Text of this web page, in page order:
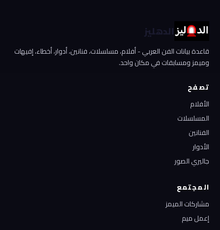
الدهليز
قاعدة بيانات الفن العربي - أفلام، مسلسلات، فنانين، أدوار، أخطاء، إفيهات
وميمز ومسابقات في مكان واحد.
تصفح
الأفلام
المسلسلات
الفنانين
الأدوار
جاليري الصور
المجتمع
مشاركات الميمز
إعمل ميم